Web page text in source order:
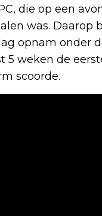
die op een
was. Daarop
opnam onder
5 weken de
scoorde.